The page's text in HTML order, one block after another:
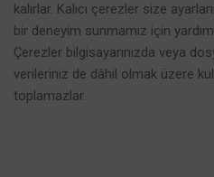
kalırlar. Kalıcı çerezler size
bir deneyim sunmamız için
Çerezler bilgisayarınızda veya
verileriniz de dâhil olmak üzere
toplamazlar.